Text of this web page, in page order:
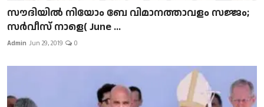
സൗദിയിൽ നിയോം ബേ വിമാനത്താവളം സജ്ജം;
സർവീസ് നാളെ( June ...
Admin Jun 29, 2019 0